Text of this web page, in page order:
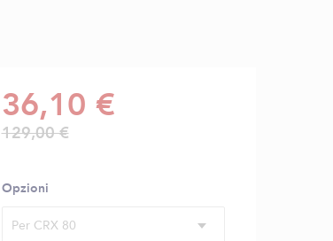
36,10 €
129,00 €
Opzioni
Per CRX 80